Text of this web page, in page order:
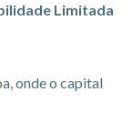
Limitada
onde o capital